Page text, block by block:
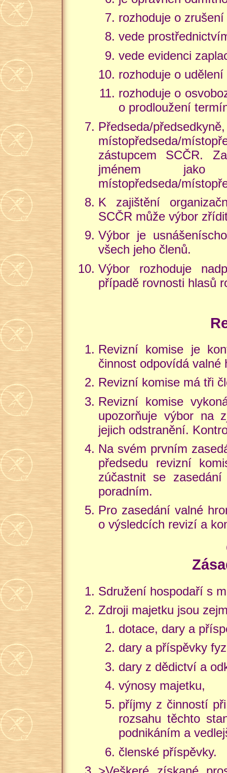
rozhoduje o
vede
vede evidenci
rozhoduje o
rozhoduje o
o prodloužení
Předseda/
místopředseda/
zástupcem SCČR.
jménem jako
místopředseda/
K zajištění
SCČR může výbor
Výbor je
všech jeho členů.
Výbor rozhoduje
případě rovnosti hlasů
Revizní komise je
činnost odpovídá valné
Revizní komise má tři
Revizní komise
upozorňuje výbor na
jejich odstranění.
Na svém prvním
předsedu revizní
zúčastnit se
poradním.
Pro zasedání valné
o výsledcích revizí a
Sdružení hospodaří s
Zdroji majetku jsou
dotace, dary a
dary a příspěvky
dary z dědictví a
výnosy majetku,
příjmy z činností
rozsahu těchto
podnikáním a
členské příspěvky.